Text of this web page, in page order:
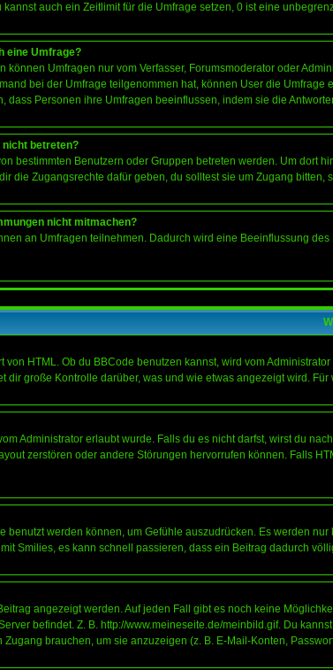
kannst auch ein Zeitlimit für die Umfrage setzen, 0 ist eine
eine Umfrage?
können Umfragen nur vom Verfasser, Forumsmoderator oder
bei der Umfrage teilgenommen hat, können User die
dass Personen ihre Umfragen beeinflussen, indem sie die
nicht betreten?
bestimmten Benutzern oder Gruppen betreten werden. Um
die Zugangsrechte dafür geben, du solltest sie um Zugang bitten,
nicht mitmachen?
an Umfragen teilnehmen. Dadurch wird eine Beeinflussung
von HTML. Ob du BBCode benutzen kannst, wird vom
dir große Kontrolle darüber, was und wie etwas angezeigt wird.
Administrator erlaubt wurde. Falls du es nicht darfst, wirst du
zerstören oder andere Störungen hervorrufen können. Falls
benutzt werden können, um Gefühle auszudrücken. Es werden
Smilies, es kann schnell passieren, dass ein Beitrag dadurch
angezeigt werden. Auf jeden Fall gibt es noch keine
befindet. Z. B. http://www.meineseite.de/meinbild.gif. Du
brauchen, um sie anzuzeigen (z. B. E-Mail-Konten,